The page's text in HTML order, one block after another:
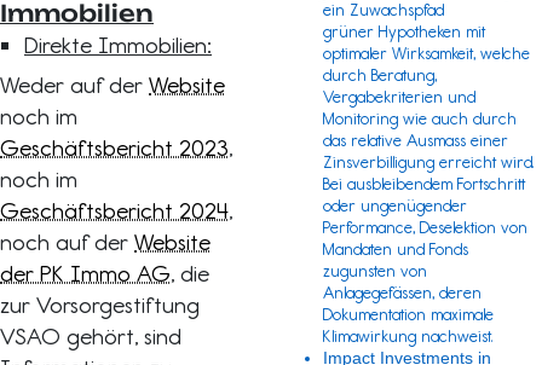
Immobilien
Direkte Immobilien:
Weder auf der Website
noch im
Geschäftsbericht 2023,
noch im
Geschäftsbericht 2024,
noch auf der Website
der PK Immo AG, die
zur Vorsorgestiftung
VSAO gehört, sind
ein Zuwachspfad
grüner Hypotheken mit
optimaler Wirksamkeit, welche
durch Beratung,
Vergabekriterien und
Monitoring wie auch durch
das relative Ausmass einer
Zinsverbilligung erreicht wird.
Bei ausbleibendem Fortschritt
oder ungenügender
Performance, Deselektion von
Mandaten und Fonds
zugunsten von
Anlagegefässen, deren
Dokumentation maximale
Klimawirkung nachweist.
Impact Investments in